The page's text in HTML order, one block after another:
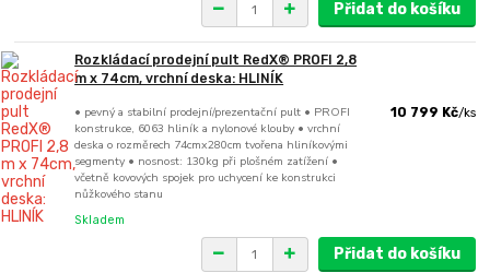
Přidat do košíku
Rozkládací prodejní pult RedX® PROFI 2,8
m x 74cm, vrchní deska: HLINÍK
• pevný a stabilní prodejní/prezentační pult • PROFI
konstrukce, 6063 hliník a nylonové klouby • vrchní
deska o rozměrech 74cmx280cm tvořena hliníkovými
segmenty • nosnost: 130kg při plošném zatížení •
včetně kovových spojek pro uchycení ke konstrukci
nůžkového stanu
10 799 Kč/ks
Skladem
Přidat do košíku